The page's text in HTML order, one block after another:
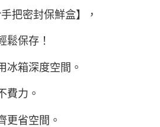
把密封保鮮盒】，
鬆保存！
冰箱深度空間。
費力。
更省空間。